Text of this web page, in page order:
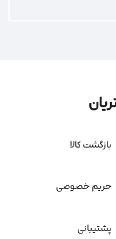
بازگشت کالا
حریم خصوصی
پشتیبانی